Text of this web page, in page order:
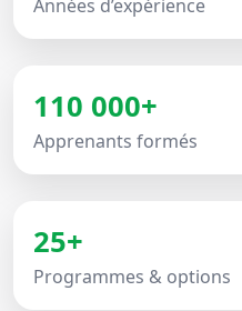
Années d’expérience
110 000+
Apprenants formés
25+
Programmes & options